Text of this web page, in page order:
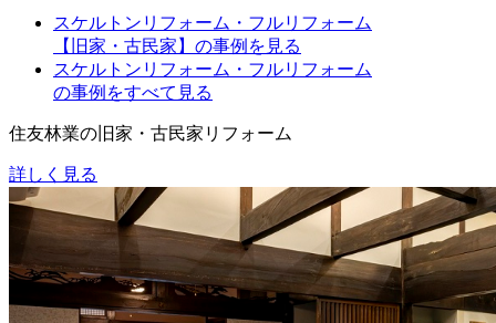
スケルトンリフォーム・フルリフォーム
【旧家・古民家】の事例を見る
スケルトンリフォーム・フルリフォーム
の事例をすべて見る
住友林業の旧家・古民家リフォーム
詳しく見る